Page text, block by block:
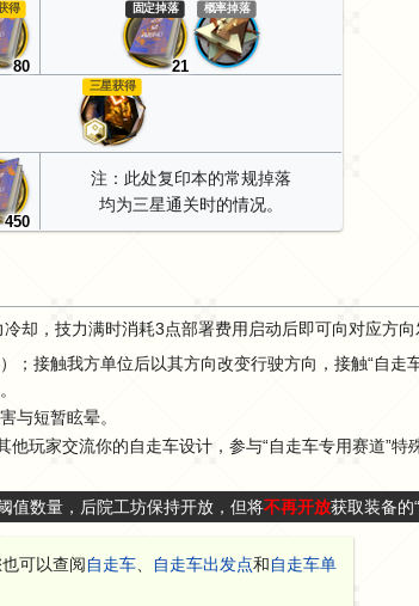
80
得
21
固定掉落 概率掉落
三星获得
450
注：此处复印本的常规掉落
均为三星通关时的情况。
却，技力满时消耗3点部署费用启动后即可向对应方
；接触我方单位后以其方向改变行驶方向，接触“自走
与短暂眩晕。
他玩家交流你的自走车设计，参与“自走车专用赛道”特
值数量，后院工坊保持开放，但将不再开放获取装备的
也可以查阅自走车、 自走车出发点和​自走车单